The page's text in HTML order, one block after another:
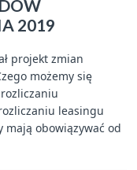
2019
projekt zmian
możemy się
leasingu
mają obowiązywać od